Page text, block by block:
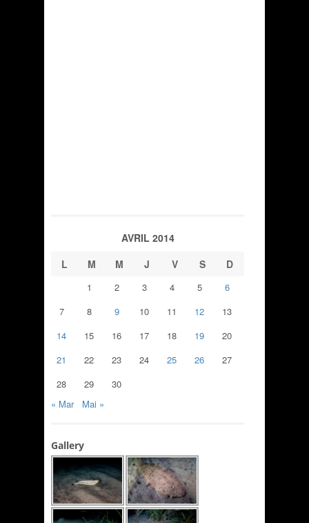
AVRIL 2014
L
M M J V S D
1 2 3 4 5
6
7
8 9 10 11 12
13
14
15 16 17 18 19
20
21
22 23 24 25 26
27
28
29
30
« Mar
Mai »
Gallery